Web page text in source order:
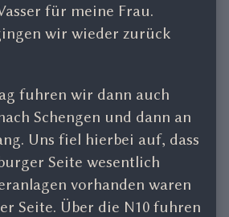
für meine Frau.
wir wieder zurück
fuhren wir dann auch
Schengen und dann an
Uns fiel hierbei auf, dass
Seite wesentlich
vorhanden waren
Seite. Über die N10 fuhren